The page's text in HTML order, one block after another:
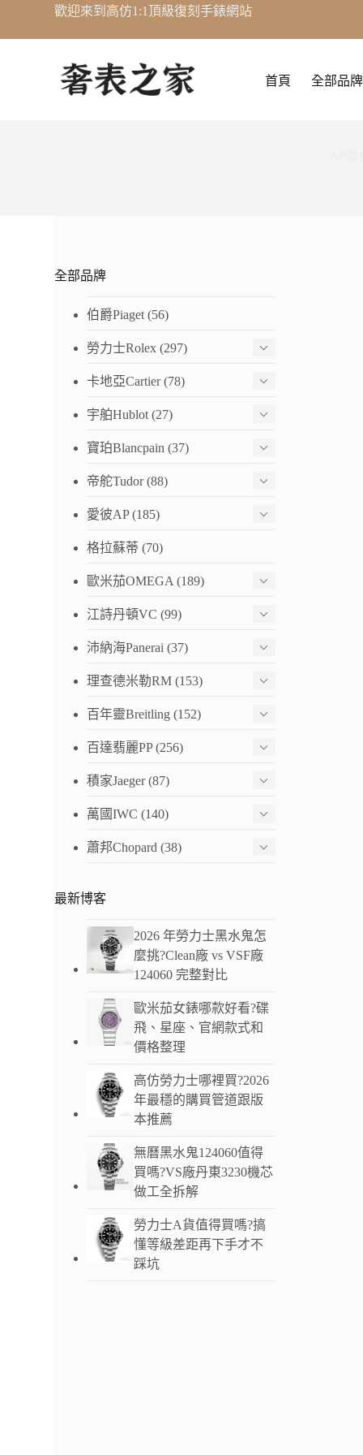
至
歡迎來到高仿1:1頂級復刻手錶網站
首頁 全部品牌
這
素
全部品牌
伯爵Piaget (56)
勞力士Rolex (297)
卡地亞Cartier(78)
宇舶Hublot (27)
寶珀Blancpain (37)
帝舵Tudor(88)
愛彼AP(185)
格拉蘇蒂 (70)
歐米茄OMEGA (189)
江詩丹頓VC (99)
沛納海Panerai (37)
理查德米勒RM (153)
百年靈Breitling (152)
百達翡麗PP(256)
積家Jaeger(87)
萬國IWC (140)
蕭邦Chopard (38)
最新博客
2026 年勞力士黑水鬼怎
麼挑?Clean廠 vs VSF廠
124060 完整對比
歐米茄女錶哪款好看?碟
飛、星座、官網款式和
價格整理
高仿勞力士哪裡買?2026
年最穩的購買管道跟版
本推薦
無曆黑水鬼124060值得
買嗎?VS廠丹東3230機芯
做工全拆解
勞力士A貨值得買嗎?搞
懂等級差距再下手才不
踩坑